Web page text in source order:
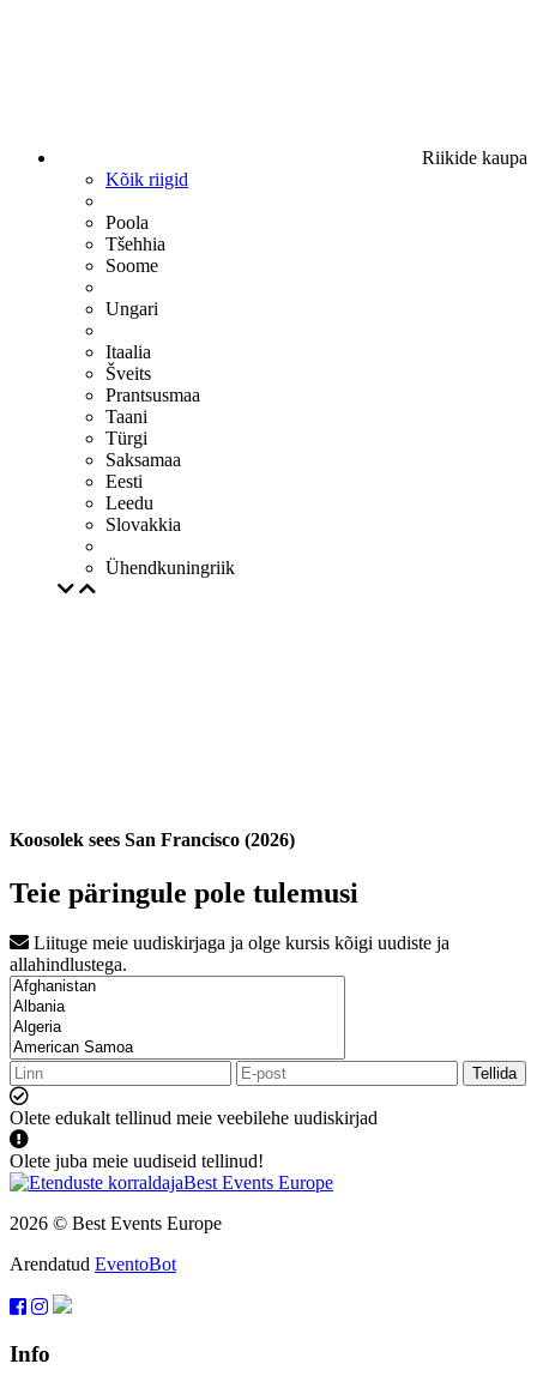
Riikide kaupa
Kõik riigid
Poola
Tšehhia
Soome
Ungari
Itaalia
Šveits
Prantsusmaa
Taani
Türgi
Saksamaa
Eesti
Leedu
Slovakkia
Ühendkuningriik
Koosolek sees San Francisco (2026)
Teie päringule pole tulemusi
Liituge meie uudiskirjaga ja olge kursis kõigi uudiste ja
allahindlustega.
Tellida
Olete edukalt tellinud meie veebilehe uudiskirjad
Olete juba meie uudiseid tellinud!
2026 © Best Events Europe
Arendatud EventoBot
Info